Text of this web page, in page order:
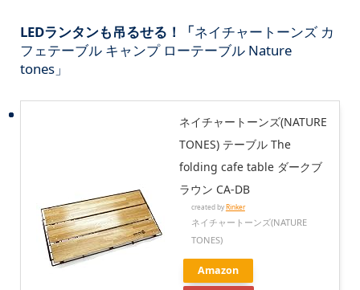
LEDランタンも吊るせる！「ネイチャートーンズ カ
フェテーブル キャンプ ローテーブル Nature
tones」
ネイチャートーンズ(NATURE
TONES) テーブル The
folding cafe table ダークブ
ラウン CA-DB
created byRinker
ネイチャートーンズ(NATURE
TONES)
Amazon